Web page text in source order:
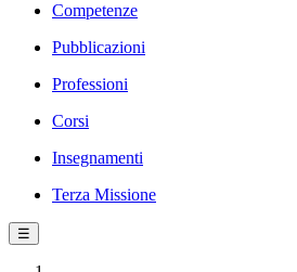
Competenze
Pubblicazioni
Professioni
Corsi
Insegnamenti
Terza Missione
☰